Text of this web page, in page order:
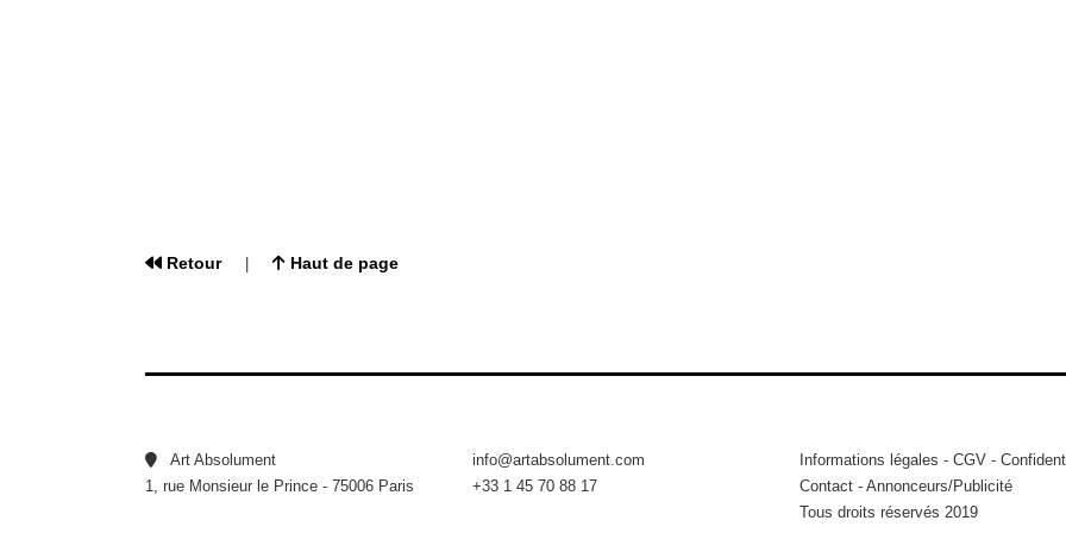
Retour| Haut de page
Art Absolument
1, rue Monsieur le Prince - 75006 Paris
info@artabsolument.com
+33 1 45 70 88 17
Informations légales - CGV -
Contact - Annonceurs/Publicité
Tous droits réservés 2019